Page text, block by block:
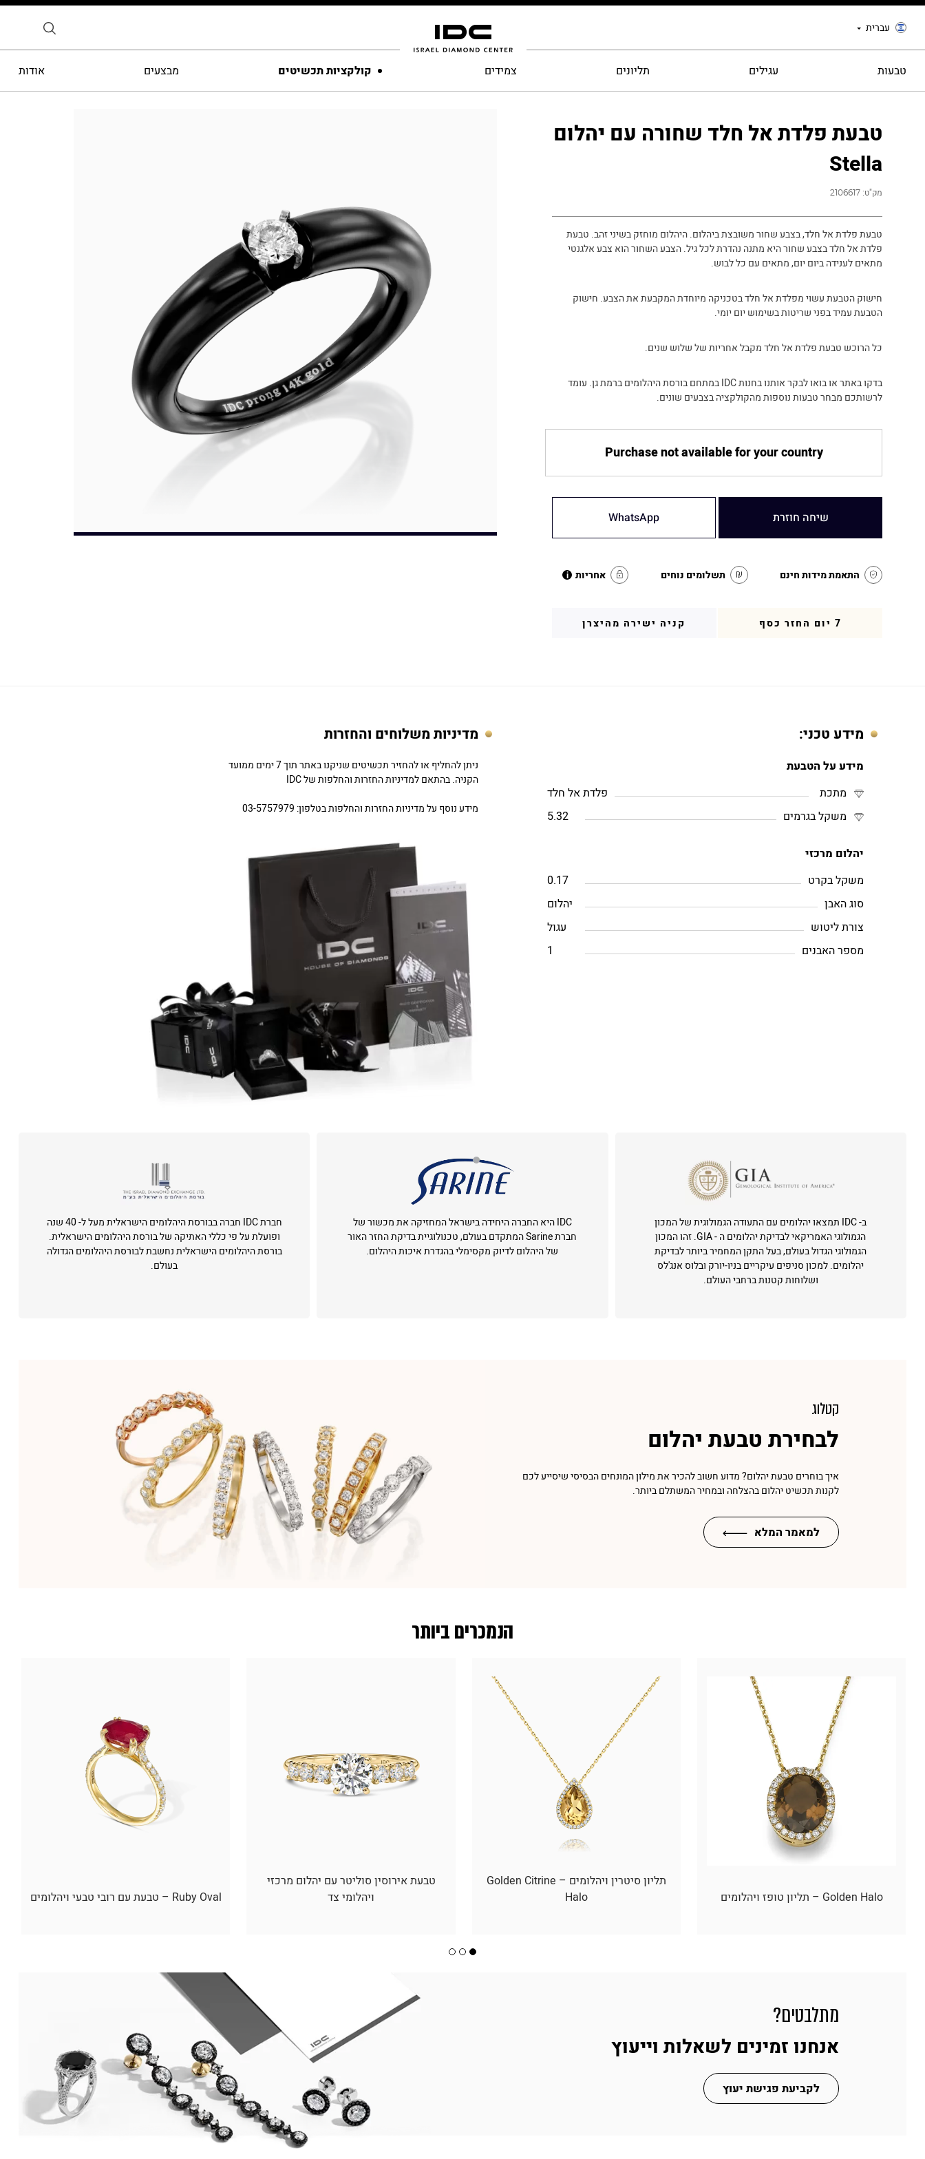
עברית
טבעות עגילים תליונים צמידים קולקציות תכשיטים מבצעים אודות
טבעת פלדת אל חלד שחורה עם יהלום
Stella
מק"ט: 2106617
טבעת פלדת אל חלד, בצבע שחור משובצת ביהלום. היהלום מוחזק בשיני זהב. טבעת
פלדת אל חלד בצבע שחור היא מתנה נהדרת לכל גיל. הצבע השחור הוא צבע אלגנטי
מתאים לענידה ביום יום, מתאים עם כל לבוש.
חישוק הטבעת עשוי מפלדת אל חלד בטכניקה מיוחדת המקבעת את הצבע. חישוק
הטבעת עמיד בפני שריטות בשימוש יום יומי.
כל הרוכש טבעת פלדת אל חלד מקבל אחריות של שלוש שנים.
בדקו באתר או בואו לבקר אותנו בחנות IDC במתחם בורסת היהלומים ברמת גן. עומד
לרשותכם מבחר טבעות נוספות מהקולקציה בצבעים שונים.
Purchase not available for your country
שיחה חוזרת WhatsApp
התאמת מידות חינם תשלומים נוחים אחריות i
7 יום החזר כסף קניה ישירה מהיצרן
מידע טכני:
מידע על הטבעת
מתכת
פלדת אל חלד
משקל בגרמים
5.32
יהלום מרכזי
משקל בקרט
0.17
סוג האבן
יהלום
צורת ליטוש
עגול
מספר האבנים
1
מדיניות משלוחים והחזרות
ניתן להחליף או להחזיר תכשיטים שניקנו באתר תוך 7 ימים ממועד
הקניה. בהתאם למדיניות החזרות והחלפות של IDC
מידע נוסף על מדיניות החזרות והחלפות בטלפון: 03-5757979
ב- IDC תמצאו יהלומים עם התעודה הגמולוגית של המכון
הגמולוגי האמריקאי לבדיקת יהלומים ה - GIA. זהו המכון
הגמולוגי הגדול בעולם, בעל התקן המחמיר ביותר לבדיקת
יהלומים. למכון סניפים עיקריים בניו-יורק ובלוס אנג'לס
ושלוחות קטנות ברחבי העולם.
IDC היא החברה היחידה בישראל המחזיקה את מכשור של
חברת Sarine המתקדם בעולם, טכנולוגיית בדיקת החזר האור
של היהלום לדיוק מקסימלי בהגדרת איכות היהלום.
חברת IDC חברה בבורסת היהלומים הישראלית מעל ל- 40 שנה
ופועלת על פי כללי האתיקה של בורסת היהלומים הישראלית.
בורסת היהלומים הישראלית נחשבת לבורסת היהלומים הגדולה
בעולם.
קטלוג
לבחירת טבעת יהלום
איך בוחרים טבעת יהלום? מדוע חשוב להכיר את מילון המונחים הבסיסי שיסייע לכם
לקנות תכשיט יהלום בהצלחה ובמחיר המשתלם ביותר.
למאמר המלא
הנמכרים ביותר
Golden Halo – תליון טופז ויהלומים
תליון סיטרין ויהלומים – Golden Citrine
Halo
טבעת אירוסין סוליטר עם יהלום מרכזי
ויהלומי צד
Ruby Oval – טבעת עם רובי טבעי ויהלומים
מתלבטים?
אנחנו זמינים לשאלות וייעוץ
לקביעת פגישת יעוץ